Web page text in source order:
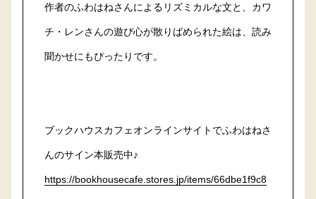
作者のふわはねさんによるリズミカルな文と、カワ
チ・レンさんの遊び心が散りばめられた絵は、読み
聞かせにもぴったりです。
ブックハウスカフェオンラインサイトでふわはねさ
んのサイン本販売中♪
https://bookhousecafe.stores.jp/items/66dbe1f9c8